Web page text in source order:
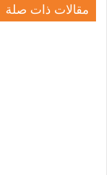
مقالات ذات صلة